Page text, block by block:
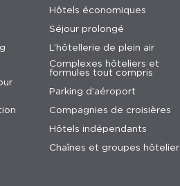
Hôtels économiques
Séjour prolongé
L’hôtellerie de plein air
Complexes hôteliers et
formules tout compris
Parking d’aéroport
Compagnies de croisières
Hôtels indépendants
Chaînes et groupes